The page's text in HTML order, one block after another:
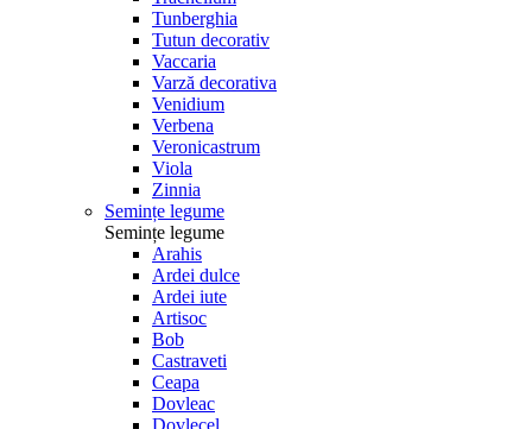
Tunberghia
Tutun decorativ
Vaccaria
Varză decorativa
Venidium
Verbena
Veronicastrum
Viola
Zinnia
Semințe legume
Semințe legume
Arahis
Ardei dulce
Ardei iute
Artisoc
Bob
Castraveti
Ceapa
Dovleac
Dovlecel